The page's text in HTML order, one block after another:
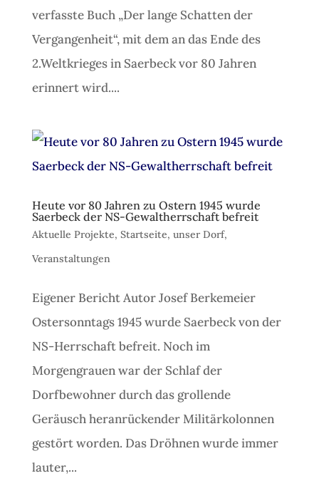
verfasste Buch „Der lange Schatten der
Vergangenheit“, mit dem an das Ende des
2.Weltkrieges in Saerbeck vor 80 Jahren
erinnert wird....
Heute vor 80 Jahren zu Ostern 1945 wurde
Saerbeck der NS-Gewaltherrschaft befreit
Aktuelle Projekte, Startseite, unser Dorf,
Veranstaltungen
Eigener Bericht Autor Josef Berkemeier
Ostersonntags 1945 wurde Saerbeck von der
NS-Herrschaft befreit. Noch im
Morgengrauen war der Schlaf der
Dorfbewohner durch das grollende
Geräusch heranrückender Militärkolonnen
gestört worden. Das Dröhnen wurde immer
lauter,...